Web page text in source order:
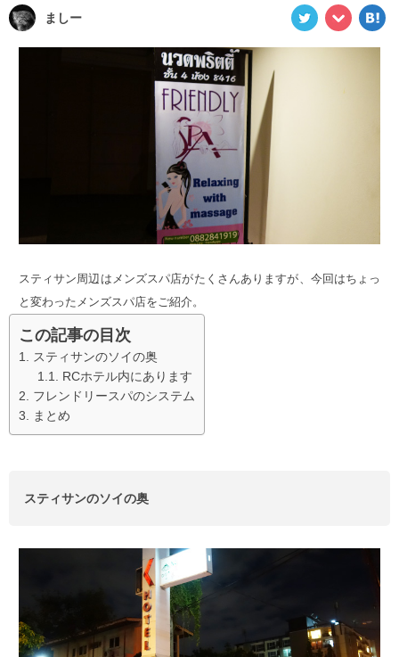
ましー
スティサン周辺はメンズスパ店がたくさんありますが、今回はちょっ
と変わったメンズスパ店をご紹介。
この記事の目次
スティサンのソイの奥
RCホテル内にあります
フレンドリースパのシステム
まとめ
スティサンのソイの奥